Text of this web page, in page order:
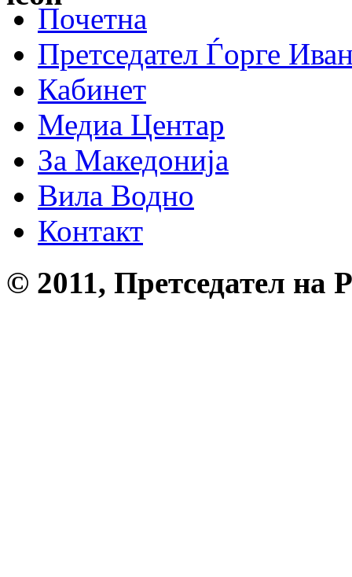
Почетна
Претседател Ѓорге
Кабинет
Медиа Центар
За Македонија
Вила Водно
Контакт
© 2011, Претседател на